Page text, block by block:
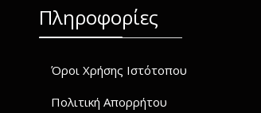
Πληροφορίες
Όροι Χρήσης Ιστότοπου
Πολιτική Απορρήτου